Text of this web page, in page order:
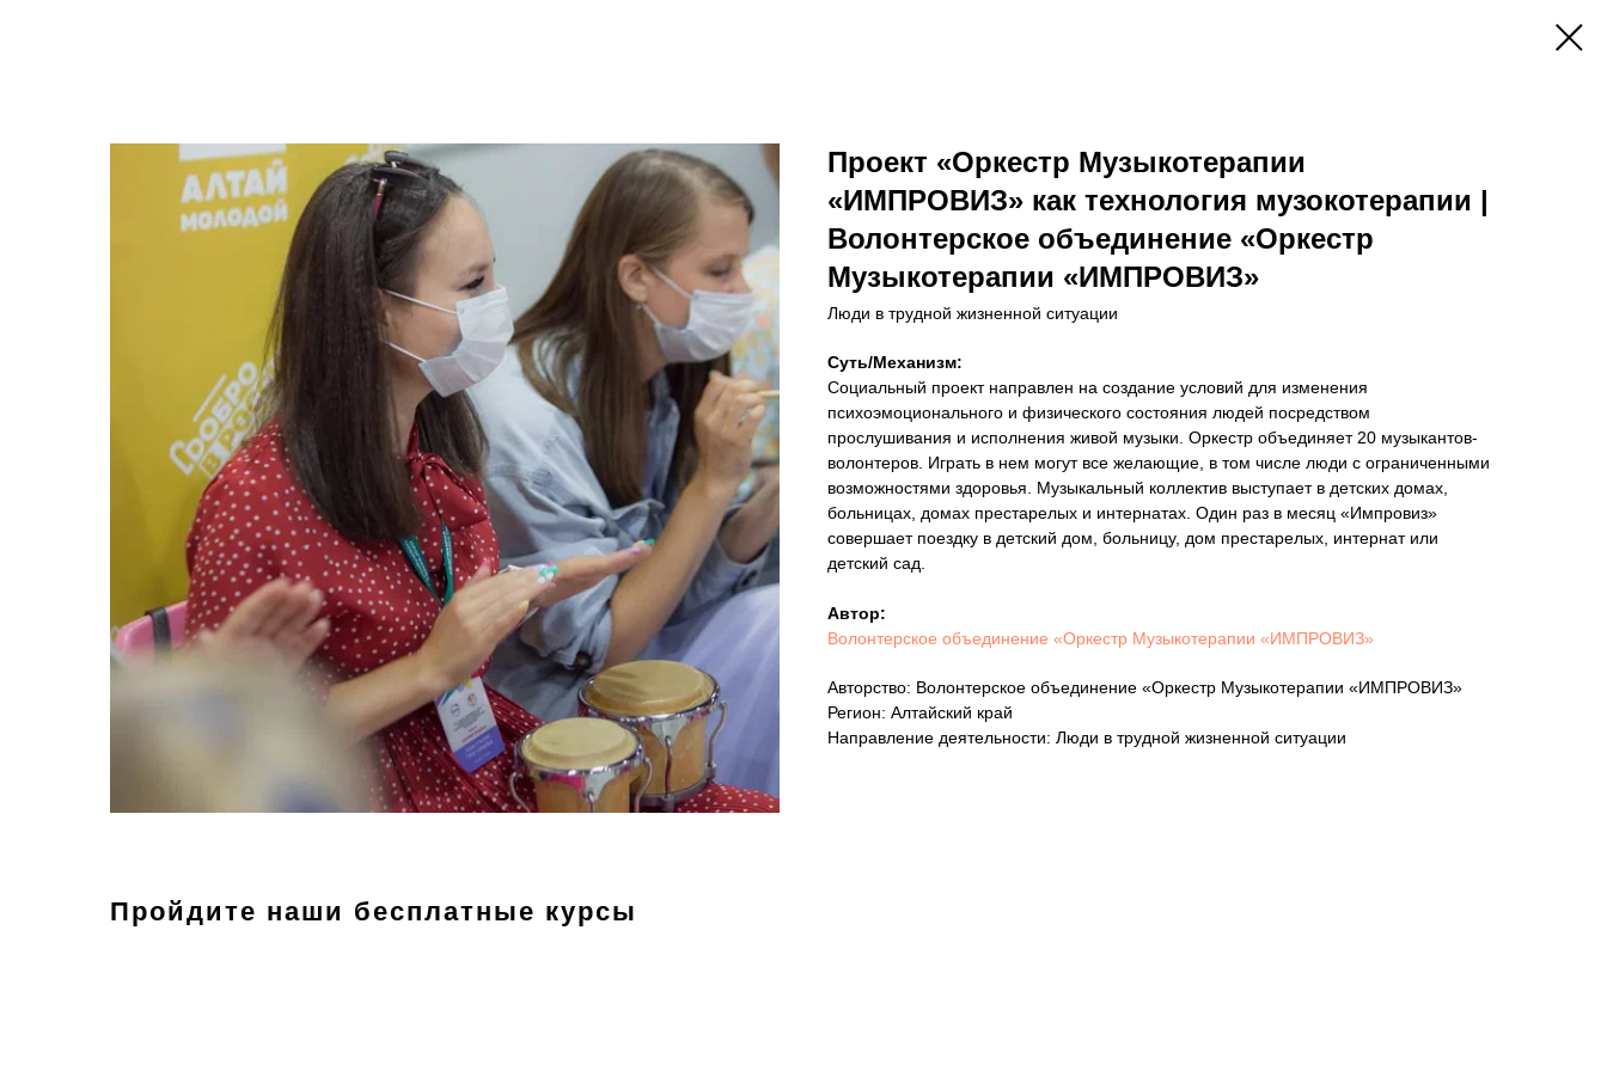
Проект «Оркестр Музыкотерапии
«ИМПРОВИЗ» как технология музокотерапии |
Волонтерское объединение «Оркестр
Музыкотерапии «ИМПРОВИЗ»
Люди в трудной жизненной ситуации
Суть/Механизм:
Социальный проект направлен на создание условий для изменения
психоэмоционального и физического состояния людей посредством
прослушивания и исполнения живой музыки. Оркестр объединяет 20 музыкантов-
волонтеров. Играть в нем могут все желающие, в том числе люди с ограниченными
возможностями здоровья. Музыкальный коллектив выступает в детских домах,
больницах, домах престарелых и интернатах. Один раз в месяц «Импровиз»
совершает поездку в детский дом, больницу, дом престарелых, интернат или
детский сад.
Автор:
Волонтерское объединение «Оркестр Музыкотерапии «ИМПРОВИЗ»
Авторство: Волонтерское объединение «Оркестр Музыкотерапии «ИМПРОВИЗ»
Регион: Алтайский край
Направление деятельности: Люди в трудной жизненной ситуации
Пройдите наши бесплатные курсы